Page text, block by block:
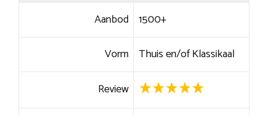
Aanbod 1500+
Vorm Thuis en/of Klassikaal
Review